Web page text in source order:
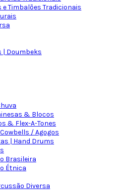
e Timbalões Tradicionais
| Doumbeks
& Blocos
& Flex-A-Tones
/ Agogos
| Hand Drums
Brasileira
Étnica
Diversa